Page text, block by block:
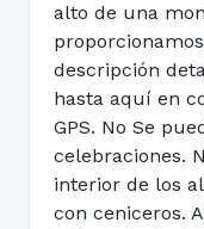
alto de una
descripción
hasta aquí en
GPS. No Se
celebraciones.
interior de los
con ceniceros.